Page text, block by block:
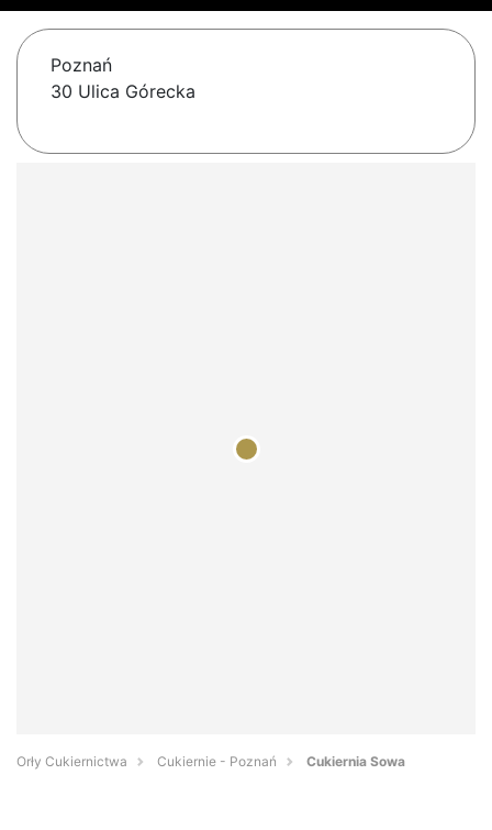
Poznań
30 Ulica Górecka
Orły Cukiernictwa Cukiernie - Poznań Cukiernia Sowa